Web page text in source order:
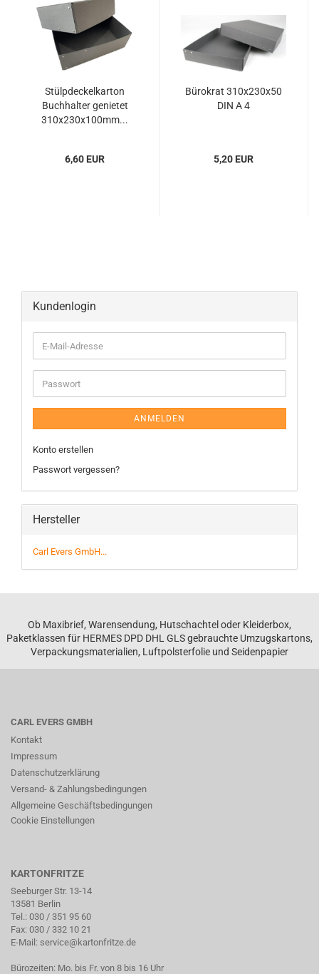
Stülp­de­ckel­kar­ton
Buch­hal­ter ge­nie­tet
310x230x100mm...
6,60 EUR
Bü­ro­krat 310x230x50
DIN A 4
5,20 EUR
Kundenlogin
ANMELDEN
Konto erstellen
Passwort vergessen?
Hersteller
Carl Evers GmbH...
Ob Maxibrief, Warensendung, Hutschachtel oder Kleiderbox,
Paketklassen für HERMES DPD DHL GLS gebrauchte Umzugskartons,
Verpackungsmaterialien, Luftpolsterfolie und Seidenpapier
CARL EVERS GMBH
Kontakt
Impressum
Datenschutzerklärung
Versand- & Zahlungsbedingungen
Allgemeine Geschäftsbedingungen
Cookie Einstellungen
KARTONFRITZE
Seeburger Str. 13-14
13581 Berlin
Tel.: 030 / 351 95 60
Fax: 030 / 332 10 21
E-Mail: service@kartonfritze.de
Bürozeiten: Mo. bis Fr. von 8 bis 16 Uhr